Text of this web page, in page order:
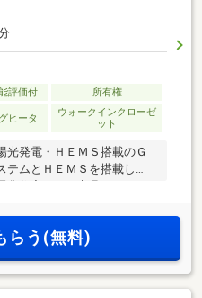
評価付 所有権
ヒータ
ウォークインクローゼ
ット
光発電・ＨＥＭＳ搭載のＧ
テムとＨＥＭＳを搭載し
電とＨＥＭＳ搭載でエネル
設計■家事ラク動線：玄関か
熱等級６を取得。■特別付
アコンをそのままプレゼン
らう(無料)